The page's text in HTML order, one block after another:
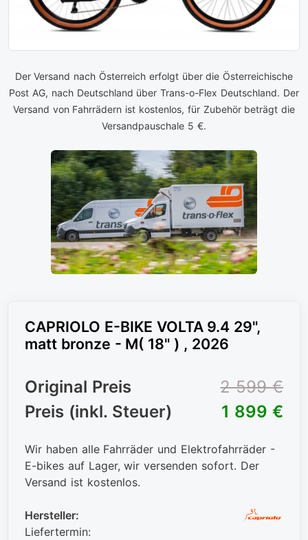
Der Versand nach Österreich erfolgt über die Österreichische
Post AG, nach Deutschland über Trans-o-Flex Deutschland. Der
Versand von Fahrrädern ist kostenlos, für Zubehör beträgt die
Versandpauschale 5 €.
CAPRIOLO E-BIKE VOLTA 9.4 29",
matt bronze - M( 18" ) , 2026
Original Preis
2 599 €
Preis (inkl. Steuer)
1 899 €
Wir haben alle Fahrräder und Elektrofahrräder -
E-bikes auf Lager, wir versenden sofort. Der
Versand ist kostenlos.
Hersteller:
Liefertermin: